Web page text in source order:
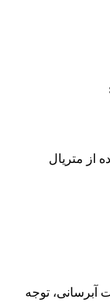
از متریال
آبرسانی، توجه